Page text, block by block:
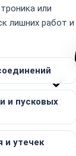
или
лишних работ и
и пусковых
и утечек